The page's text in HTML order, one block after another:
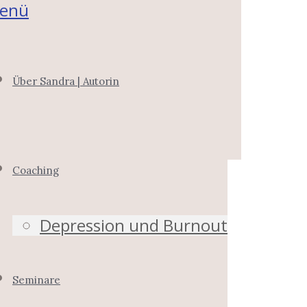
Über Sandra | Autorin
Coaching
Depression und Burnout
Seminare